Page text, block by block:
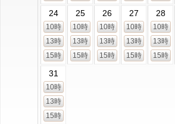
24
10時
13時
15時
25
10時
13時
15時
26
10時
13時
15時
27
10時
13時
15時
28
10時
13時
15時
31
10時
13時
15時